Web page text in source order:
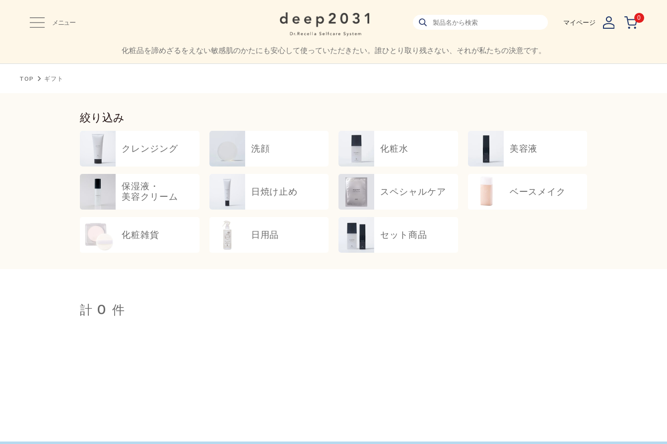
メニュー マイページ
0
化粧品を諦めざるをえない敏感肌のかたにも安心して使っていただきたい。 誰ひとり取り残さない、それが私たちの決意です。
TOP ギフト
絞り込み
クレンジング 洗顔 化粧水 美容液
保湿液・
美容クリーム
日焼け止め スペシャルケア ベースメイク
化粧雑貨 日用品 セット商品
計 0 件